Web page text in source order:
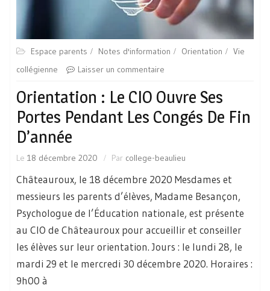
Espace parents Notes d'information Orientation
Vie
collégienne
Laisser un commentaire
Orientation : Le CIO Ouvre Ses
Portes Pendant Les Congés De Fin
D’année
Le 18 décembre 2020 Par college-beaulieu
Châteauroux, le 18 décembre 2020 Mesdames et
messieurs les parents d’élèves, Madame Besançon,
Psychologue de l’Éducation nationale, est présente
au CIO de Châteauroux pour accueillir et conseiller
les élèves sur leur orientation. Jours : le lundi 28, le
mardi 29 et le mercredi 30 décembre 2020. Horaires :
9h00 à